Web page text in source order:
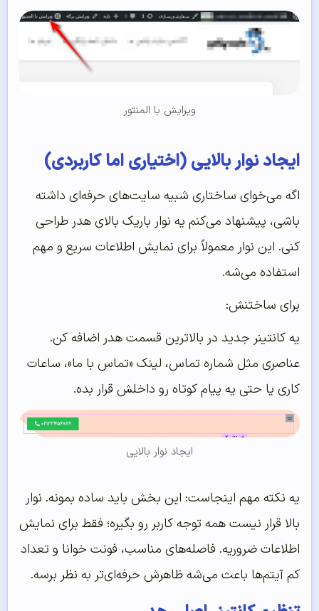
ویرایش با المنتور
ایجاد نوار بالایی (اختیاری اما کاربردی)
اگه می‌خوای ساختاری شبیه سایت‌های حرفه‌ای داشته
باشی، پیشنهاد می‌کنم یه نوار باریک بالای هدر طراحی
کنی. این نوار معمولاً برای نمایش اطلاعات سریع و مهم
استفاده می‌شه.
برای ساختنش:
یه کانتینر جدید در بالاترین قسمت هدر اضافه کن.
عناصری مثل شماره تماس، لینک «تماس با ما»، ساعات
کاری یا حتی یه پیام کوتاه رو داخلش قرار بده.
ایجاد نوار بالایی
یه نکته مهم اینجاست: این بخش باید ساده بمونه. نوار
بالا قرار نیست همه توجه کاربر رو بگیره؛ فقط برای نمایش
اطلاعات ضروریه. فاصله‌های مناسب، فونت خوانا و تعداد
کم آیتم‌ها باعث می‌شه ظاهرش حرفه‌ای‌تر به نظر برسه.